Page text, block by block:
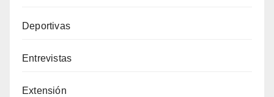
Deportivas
Entrevistas
Extensión